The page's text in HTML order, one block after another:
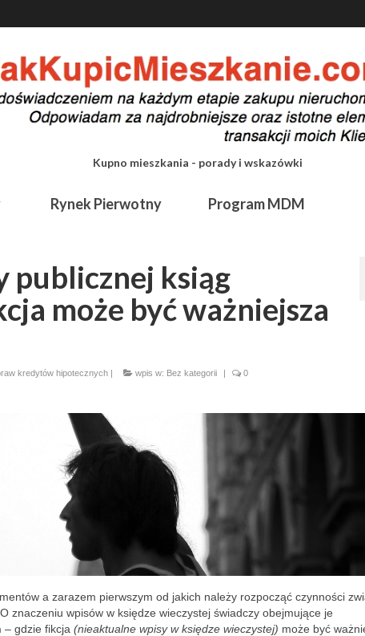
Kupno mieszkania - porady i wskazówki
Rynek Pierwotny Program MDM
publicznej ksiąg
może być ważniejsza
kredytów hipotecznych wpis w: Bez kategorii 0
a zarazem pierwszym od jakich należy rozpocząć czynności
znaczeniu wpisów w księdze wieczystej świadczy obejmujące je
– gdzie fikcja (nieaktualne wpisy w księdze wieczystej) może być